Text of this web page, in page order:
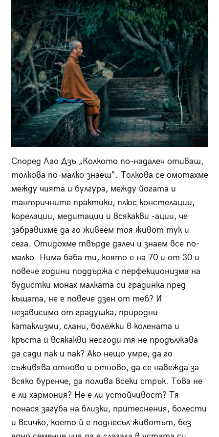
Според Лао Дзъ „Колкото по-надалеч отиваш,
толкова по-малко знаеш“. Толкова се омотахме
между чията и булгура, между йогата и
тантричните практики, плюс констелации,
корелации, медитации и всякакви -ации, че
забравихме да го живеем тоя живот тук и
сега. Отидохме твърде далеч и знаем все по-
малко. Нима баба ти, която е на 70 и от 30 и
повече години поддържа с перфекционизма на
будистки монах малката си градинка пред
къщата, не е повече дзен от теб? И
независимо от градушка, природни
катаклизми, слани, болежки в колената и
кръста и всякакви несгоди тя не продължава
да сади пак и пак? Ако нещо умре, да го
съживява отново и отново, да се навежда за
всяко буренче, да полива всеки стрък. Това не
е ли хармония? Не е ли устойчивост? Тя
понася загуба на близки, притеснения, болести
и всичко, което й е поднесъл животът, без